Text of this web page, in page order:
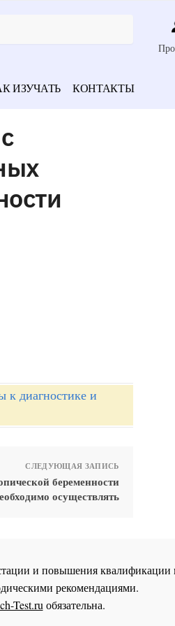
ИЗУЧАТЬ КОНТАКТЫ
к диагностике и
СЛЕДУЮЩАЯ ЗАПИСЬ
беременности
осуществлять
и повышения
рекомендациями.
Test.ruобязательна.